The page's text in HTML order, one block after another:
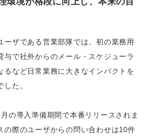
ーザである営業部隊では、初の業務用
与で社外からのメール・スケジューラ
るなど日常業務に大きなインパクトを
た。
の導入準備期間で本番リリースされま
の際のユーザからの問い合わせは10件